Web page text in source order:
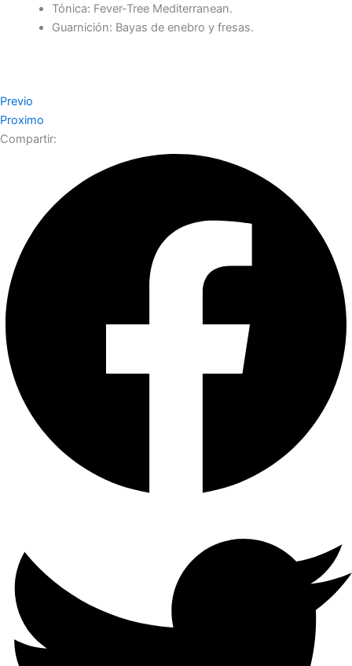
Tónica: Fever-Tree Mediterranean.
Guarnición: Bayas de enebro y fresas.
Previo
Proximo
Compartir: